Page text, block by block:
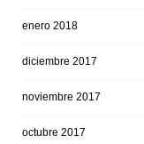
enero 2018
diciembre 2017
noviembre 2017
octubre 2017